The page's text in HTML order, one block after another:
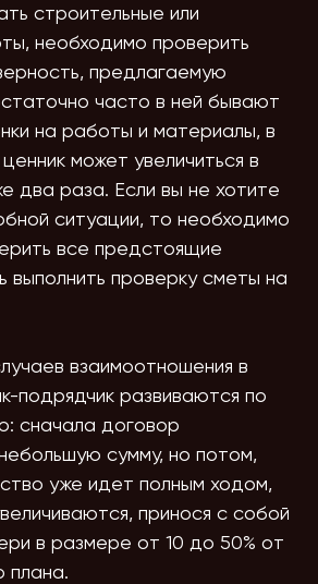
строительные или
необходимо проверить
предлагаемую
часто в ней бывают
на работы и материалы, в
может увеличиться в
два раза. Если вы не хотите
ситуации, то необходимо
все предстоящие
выполнить проверку сметы на
взаимоотношения в
подрядчик развиваются по
сначала договор
сумму, но потом,
уже идет полным ходом,
принося с собой
в размере от 10 до 50% от
плана.